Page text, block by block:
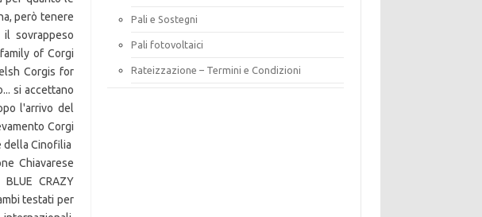
Pali e Sostegni
Pali fotovoltaici
Rateizzazione – Termini e Condizioni